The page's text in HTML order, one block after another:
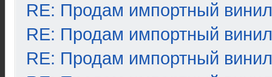
RE: Продам импортный винил
RE: Продам импортный винил
RE: Продам импортный винил